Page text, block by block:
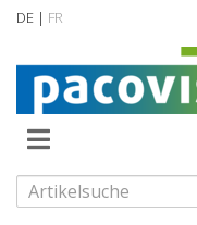
DE | FR
Abverkaufsartikel
Neuheiten